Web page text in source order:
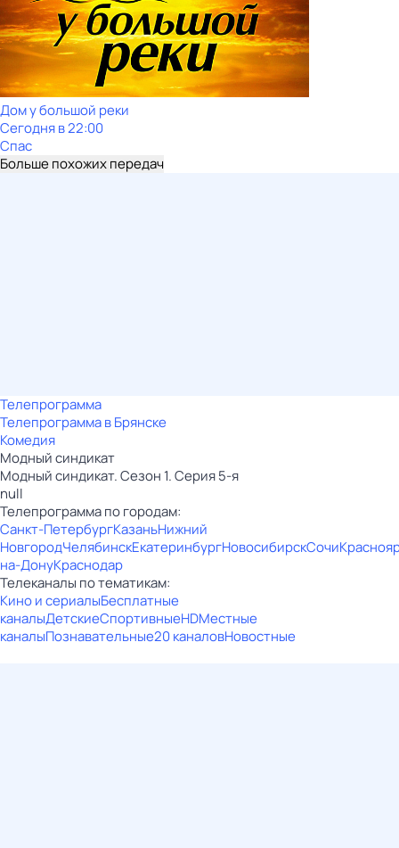
Дом у большой реки
Сегодня в 22:00
Спас
Больше похожих передач
Телепрограмма
Телепрограмма в Брянске
Комедия
Модный синдикат
Модный синдикат. Сезон 1. Серия 5-я
null
Телепрограмма по городам:
Санкт-ПетербургКазаньНижний
НовгородЧелябинскЕкатеринбургНовосибирскСочи
на-ДонуКраснодар
Телеканалы по тематикам:
Кино и сериалыБесплатные
каналыДетскиеСпортивныеHDМестные
каналыПознавательные20 каналовНовостные